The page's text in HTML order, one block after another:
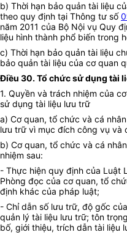
b) Thời hạn bảo quản tài liệu
theo quy định tại Thông tư số
năm 2011 của Bộ Nội vụ Quy
liệu hình thành phổ biến trong
c) Thời hạn bảo quản tài liệu
bảo quản tài liệu của cơ quan
Điều 30. Tổ chức sử dụng tài
1. Quyền và trách nhiệm của
sử dụng tài liệu lưu trữ
a) Cơ quan, tổ chức và cá
lưu trữ vì mục đích công vụ và
b) Cơ quan, tổ chức và cá
nhiệm sau:
- Thực hiện quy định của Luật
Phòng đọc của cơ quan, tổ
định khác của pháp luật;
- Chỉ dẫn số lưu trữ, độ gốc
quản lý tài liệu lưu trữ; tôn
bố, giới thiệu, trích dẫn tài liệu